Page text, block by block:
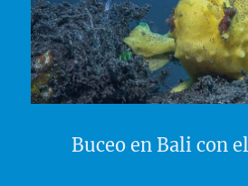
Buceo en Bali con